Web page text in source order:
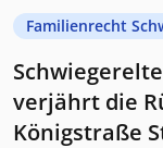
Familienrecht
verjährt die
Königstraße